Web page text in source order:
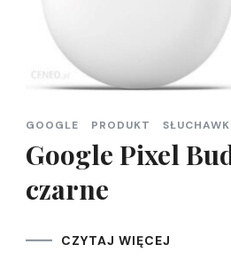
GOOGLE PRODUKT
Google Pixel
czarne
CZYTAJ WIĘCEJ